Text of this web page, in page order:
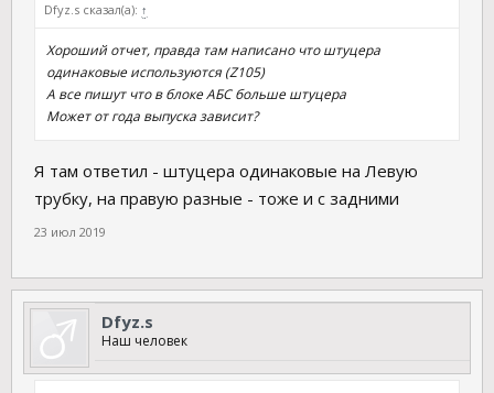
Dfyz.s сказал(а): ↑
Хороший отчет, правда там написано что штуцера
одинаковые используются (Z105)
А все пишут что в блоке АБС больше штуцера
Может от года выпуска зависит?
Я там ответил - штуцера одинаковые на Левую
трубку, на правую разные - тоже и с задними
23 июл 2019
Dfyz.s
Наш человек